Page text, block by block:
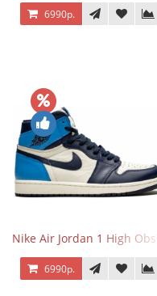
6990р.
Nike Air Jordan 1 High
6990р.